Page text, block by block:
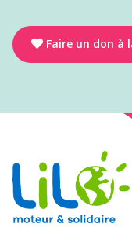
Faire un don à